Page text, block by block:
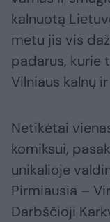
kalnuotą
metu jis vis
padarus, kurie
Vilniaus kalnų
Netikėtai
komiksui,
unikalioje
Pirmiausia –
Darbščioji